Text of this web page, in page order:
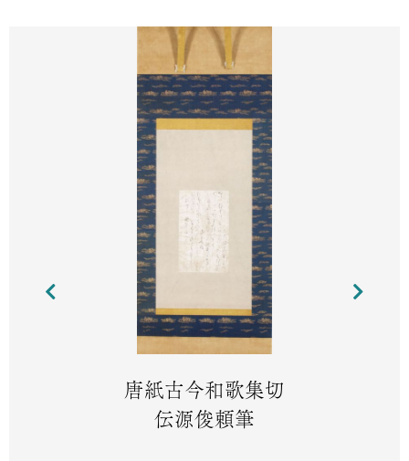
唐紙古今和歌集切
伝源俊頼筆